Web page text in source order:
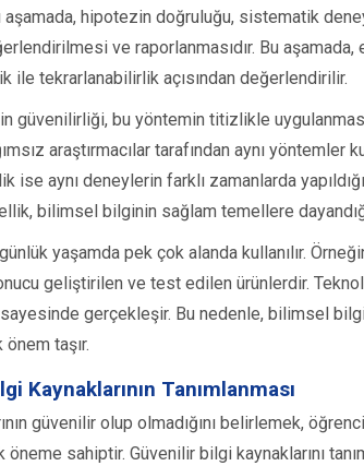
aşamada, hipotezin doğruluğu, sistematik
ve raporlanmasıdır. Bu
ile tekrarlanabilirlik açısından değerlendirilir.
güvenilirliği, bu yöntemin titizlikle
araştırmacılar tarafından aynı
ise aynı deneylerin farklı zamanlarda
bilimsel bilginin sağlam temellere
yaşamda pek çok alanda kullanılır.
geliştirilen ve test edilen ürünlerdir.
gerçekleşir. Bu nedenle, bilimsel
önem taşır.
Kaynaklarının Tanımlanması
güvenilir olup olmadığını belirlemek,
öneme sahiptir. Güvenilir bilgi kaynaklarını